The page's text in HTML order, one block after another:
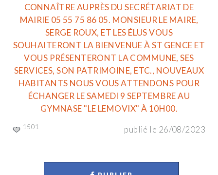
CONNAÎTRE AUPRÈS DU SECRÉTARIAT DE
MAIRIE 05 55 75 86 05. MONSIEUR LE MAIRE,
SERGE ROUX, ET LES ÉLUS VOUS
SOUHAITERONT LA BIENVENUE À ST GENCE ET
VOUS PRÉSENTERONT LA COMMUNE, SES
SERVICES, SON PATRIMOINE, ETC., NOUVEAUX
HABITANTS NOUS VOUS ATTENDONS POUR
ÉCHANGER LE SAMEDI 9 SEPTEMBRE AU
GYMNASE "LE LEMOVIX" À 10H00.
publié le 26/08/2023
1501